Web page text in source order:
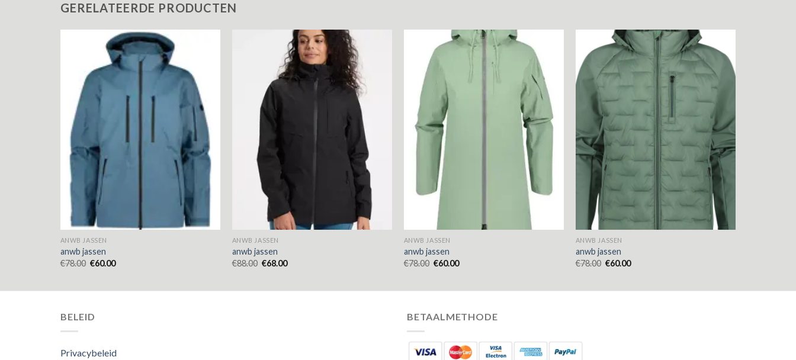
GERELATEERDE PRODUCTEN
ANWB JASSEN
anwb jassen
€78.00 €60.00
ANWB JASSEN
anwb jassen
€88.00 €68.00
ANWB JASSEN
anwb jassen
€78.00 €60.00
ANWB JASSEN
anwb jassen
€78.00 €60.00
BELEID
Privacybeleid
BETAALMETHODE